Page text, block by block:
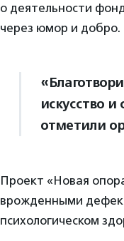
о деятельности
через юмор и добро.
искусство
отметили
Проект «Новая
врожденными
психологическом